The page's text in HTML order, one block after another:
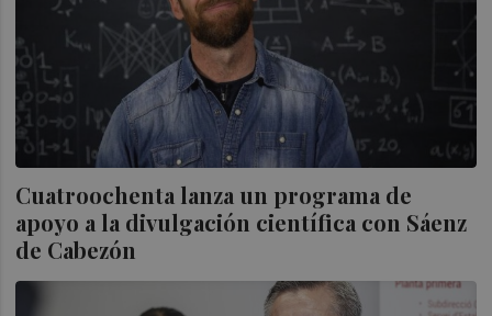
Cuatroochenta lanza un programa de
apoyo a la divulgación científica con Sáenz
de Cabezón